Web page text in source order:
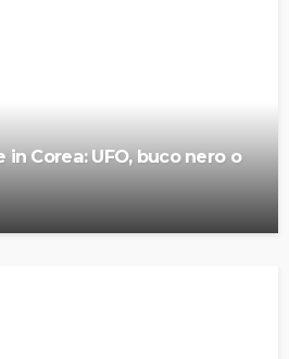
Corea: UFO, buco nero o